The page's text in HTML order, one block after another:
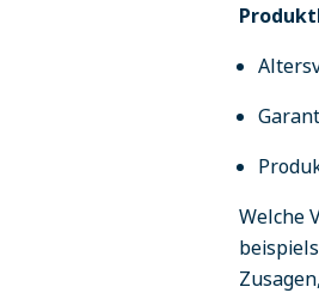
Welche